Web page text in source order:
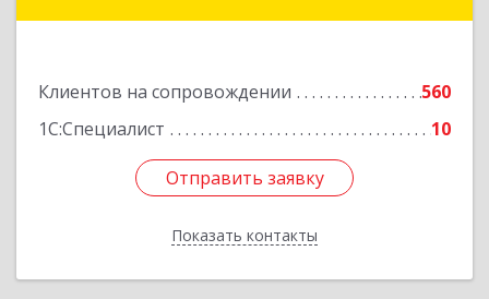
Клиентов на сопровождении
560
1С:Специалист
10
Отправить заявку
Показать контакты
Отправить заявку
Назад